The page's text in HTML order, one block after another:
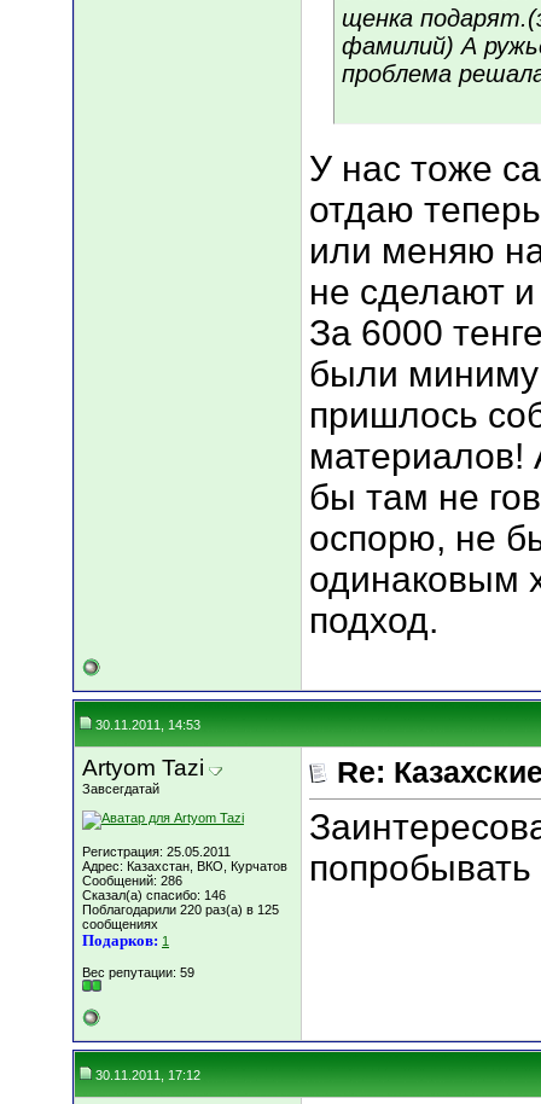
щенка
фамилий) А
проблема
У нас тоже
отдаю
или меняю
не сделают
За 6000
были
пришлось
материалов!
бы там не
оспорю, не
одинаковым
подход.
30.11.2011, 14:53
Artyom Tazi
Завсегдатай
Регистрация: 25.05.2011
Адрес: Казахстан, ВКО, Курчатов
Сообщений: 286
Сказал(а) спасибо: 146
Поблагодарили 220 раз(а) в 125
сообщениях
Подарков: 1
Вес репутации: 59
Re:
попробывать
30.11.2011, 17:12